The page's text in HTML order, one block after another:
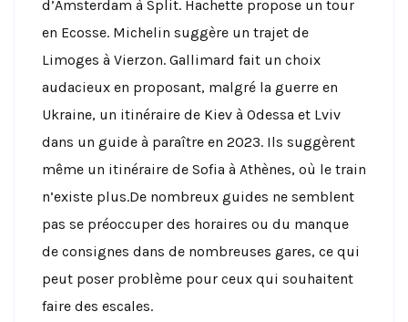
d’Amsterdam à Split. Hachette propose un tour
en Ecosse. Michelin suggère un trajet de
Limoges à Vierzon. Gallimard fait un choix
audacieux en proposant, malgré la guerre en
Ukraine, un itinéraire de Kiev à Odessa et Lviv
dans un guide à paraître en 2023. Ils suggèrent
même un itinéraire de Sofia à Athènes, où le train
n’existe plus.De nombreux guides ne semblent
pas se préoccuper des horaires ou du manque
de consignes dans de nombreuses gares, ce qui
peut poser problème pour ceux qui souhaitent
faire des escales.